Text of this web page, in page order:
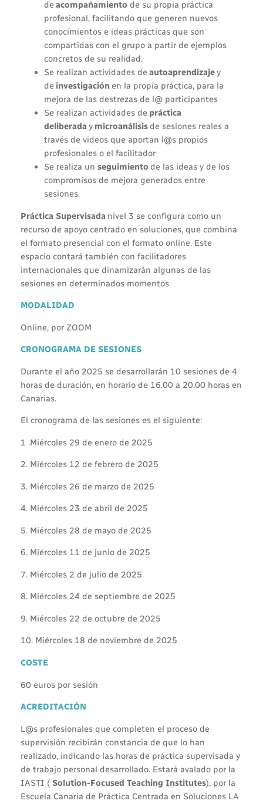
deacompañamiento de su propia práctica
profesional, facilitando que generen nuevos
conocimientos e ideas prácticas que son
compartidas con el grupo a partir de ejemplos
concretos de su realidad.
Se realizan actividades deautoaprendizajey
de investigaciónen la propia práctica, para la
mejora de las destrezas de l@ participantes
Se realizan actividades de práctica
deliberadaymicroanálisisde sesiones reales a
través de videos que aportan l@s propios
profesionales o el facilitador
Se realiza un seguimiento de las ideas y de los
compromisos de mejora generados entre
sesiones.
Práctica Supervisada nivel 3 se configura como un
recurso de apoyo centrado en soluciones, que combina
el formato presencial con el formato online. Este
espacio contará también con facilitadores
internacionales que dinamizarán algunas de las
sesiones en determinados momentos
MODALIDAD
Online, por ZOOM
CRONOGRAMA DE SESIONES
Durante el año 2025 se desarrollarán 10 sesiones de 4
horas de duración, en horario de 16.00 a 20.00 horas en
Canarias.
El cronograma de las sesiones es el siguiente:
1 .Miércoles 29 de enero de 2025
2. Miércoles 12 de febrero de 2025
3. Miércoles 26 de marzo de 2025
4. Miércoles 23 de abril de 2025
5. Miércoles 28 de mayo de 2025
6. Miércoles 11 de junio de 2025
7. Miércoles 2 de julio de 2025
8. Miércoles 24 de septiembre de 2025
9. Miércoles 22 de octubre de 2025
10. Miércoles 18 de noviembre de 2025
COSTE
60 euros por sesión
ACREDITACIÓN
L@s profesionales que completen el proceso de
supervisión recibirán constancia de que lo han
realizado, indicando las horas de práctica supervisada y
de trabajo personal desarrollado. Estará avalado por la
IASTI ( Solution-Focused Teaching Institutes), por la
Escuela Canaria de Práctica Centrada en Soluciones LA